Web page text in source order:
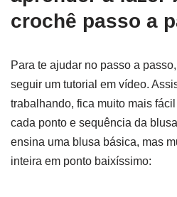
crochê passo a
Para te ajudar no passo a
seguir um tutorial em vídeo.
trabalhando, fica muito mais
cada ponto e sequência da
ensina uma blusa básica, mas
inteira em ponto baixíssimo: